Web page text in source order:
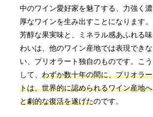
中のワイン愛好家を魅了する、力強く濃
厚なワインを生み出すことになります。
芳醇な果実味と、ミネラル感あふれる味
わいは、他のワイン産地では表現できな
い、プリオラート独自のものです。こう
して、わずか数十年の間に、プリオラー
トは、世界的に認められるワイン産地へ
と劇的な復活を遂げたのです。